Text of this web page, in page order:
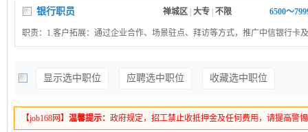
银行职员 禅城区 大专 不限 6500～
职责：1.客户拓展：通过企业合作、场景驻点、拜访等方式，推广中信银行卡
品，积极拓展客户资源。2.客户维护：根据用户需求，推动信用卡绑定和活动
享兑等），为提升活动要求：1、大专以上学历，学信网可查2、征信良好3、
贴，高温补贴，过节费，开门红利是，过节大礼包
显示选中职位 应聘选中职位 收藏选中职位
【job168网】 温馨提示： 政府规定，招工禁止收抵押金及任何费用，请提高警